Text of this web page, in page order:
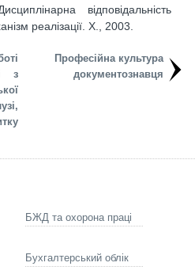
відповідальність
реалізації. X., 2003.
з
Професійна культура
документознавця
БЖД та охорона праці
Бухгалтерський облік